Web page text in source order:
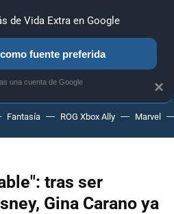
PC SONY NINTENDO
Fantasía ROG Xbox Ally Marvel
tras ser
Gina Carano ya
×
de Vida Extra en Google
fuente preferida
una cuenta de Google